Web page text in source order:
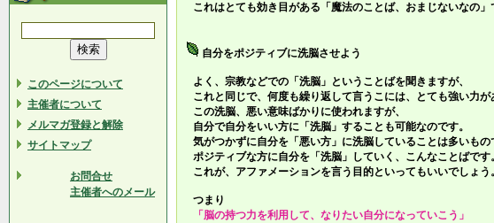
このページについて
主催者について
メルマガ登録と解除
サイトマップ
お問合せ
主催者へのメール
これはとても効き目がある「魔法のことば、おまじないなの」
自分をポジティブに洗脳させよう
よく、宗教などでの「洗脳」ということばを聞きますが、
これと同じで、何度も繰り返して言うこには、とても強い力が
この洗脳、悪い意味ばかりに使われますが、
自分で自分をいい方に「洗脳」することも可能なのです。
気がつかずに自分を「悪い方」に洗脳していることは多いもの
ポジティブな方に自分を「洗脳」していく、こんなことばです。
これが、アファメーションを言う目的といってもいいでしょう。
つまり
「脳の持つ力を利用して、なりたい自分になっていこう」